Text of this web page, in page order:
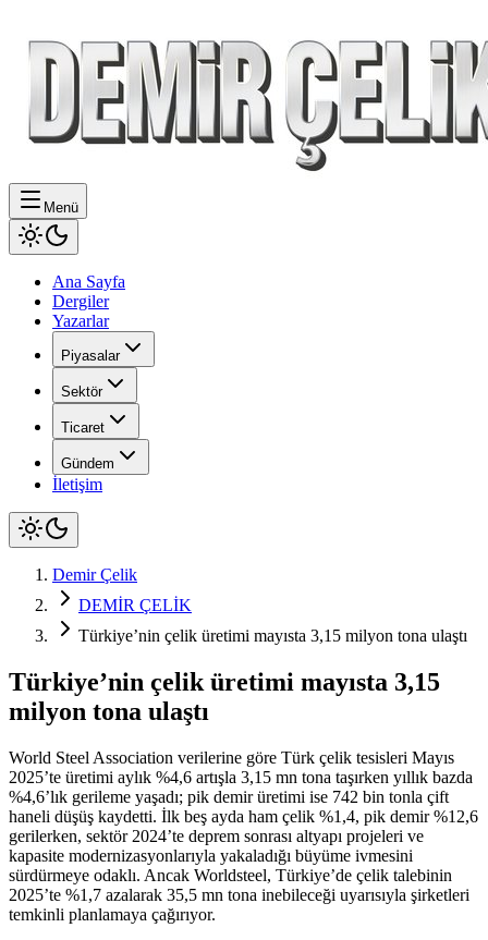
Menü
Ana Sayfa
Dergiler
Yazarlar
Piyasalar
Sektör
Ticaret
Gündem
İletişim
Demir Çelik
DEMİR ÇELİK
Türkiye’nin çelik üretimi mayısta 3,15 milyon tona ulaştı
Türkiye’nin çelik üretimi mayısta 3,15
milyon tona ulaştı
World Steel Association verilerine göre Türk çelik tesisleri Mayıs
2025’te üretimi aylık %4,6 artışla 3,15 mn tona taşırken yıllık bazda
%4,6’lık gerileme yaşadı; pik demir üretimi ise 742 bin tonla çift
haneli düşüş kaydetti. İlk beş ayda ham çelik %1,4, pik demir %12,6
gerilerken, sektör 2024’te deprem sonrası altyapı projeleri ve
kapasite modernizasyonlarıyla yakaladığı büyüme ivmesini
sürdürmeye odaklı. Ancak Worldsteel, Türkiye’de çelik talebinin
2025’te %1,7 azalarak 35,5 mn tona inebileceği uyarısıyla şirketleri
temkinli planlamaya çağırıyor.